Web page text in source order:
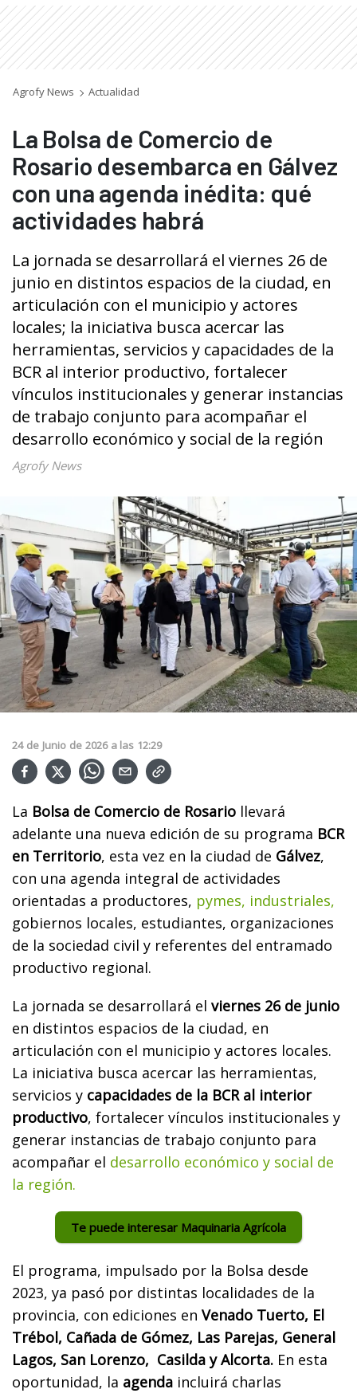
Agrofy News Actualidad
La Bolsa de Comercio de
Rosario desembarca en Gálvez
con una agenda inédita: qué
actividades habrá
La jornada se desarrollará el viernes 26 de
junio en distintos espacios de la ciudad, en
articulación con el municipio y actores
locales; la iniciativa busca acercar las
herramientas, servicios y capacidades de la
BCR al interior productivo, fortalecer
vínculos institucionales y generar instancias
de trabajo conjunto para acompañar el
desarrollo económico y social de la región
Agrofy News
24 de Junio de 2026 a las 12:29
La Bolsa de Comercio de Rosario llevará
adelante una nueva edición de su programa BCR
en Territorio, esta vez en la ciudad de Gálvez,
con una agenda integral de actividades
orientadas a productores, pymes, industriales,
gobiernos locales, estudiantes, organizaciones
de la sociedad civil y referentes del entramado
productivo regional.
La jornada se desarrollará el viernes 26 de junio
en distintos espacios de la ciudad, en
articulación con el municipio y actores locales.
La iniciativa busca acercar las herramientas,
servicios y capacidades de la BCR al interior
productivo, fortalecer vínculos institucionales y
generar instancias de trabajo conjunto para
acompañar el desarrollo económico y social de
la región.
Te puede interesar Maquinaria Agrícola
El programa, impulsado por la Bolsa desde
2023, ya pasó por distintas localidades de la
provincia, con ediciones en Venado Tuerto, El
Trébol, Cañada de Gómez, Las Parejas, General
Lagos, San Lorenzo, Casilda y Alcorta. En esta
oportunidad, la agenda incluirá charlas